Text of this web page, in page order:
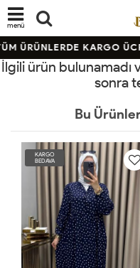
menü
ÜRÜNLERDE KARGO
İlgili ürün bulunamadı
sonra
Bu
KARGO
BEDAVA